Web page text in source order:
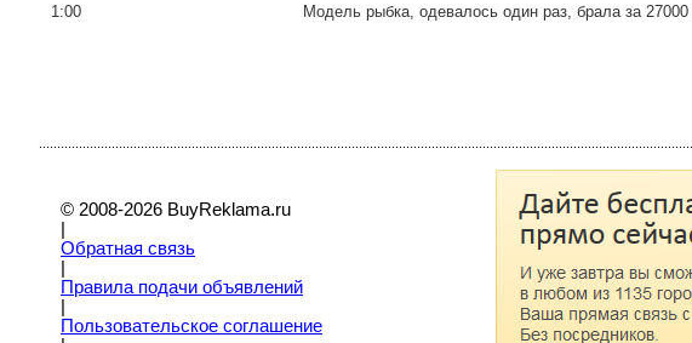
1:00 Модель рыбка, одевалось один раз, брала за
© 2008-2026 BuyReklama.ru
Обратная связь
Правила подачи объявлений
Пoльзовательское соглашение